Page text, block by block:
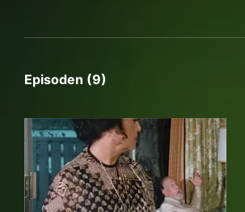
Episoden (9)